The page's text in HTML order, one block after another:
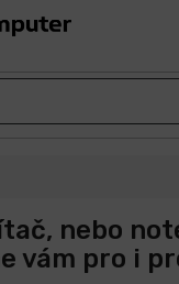
nebo
vám pro i